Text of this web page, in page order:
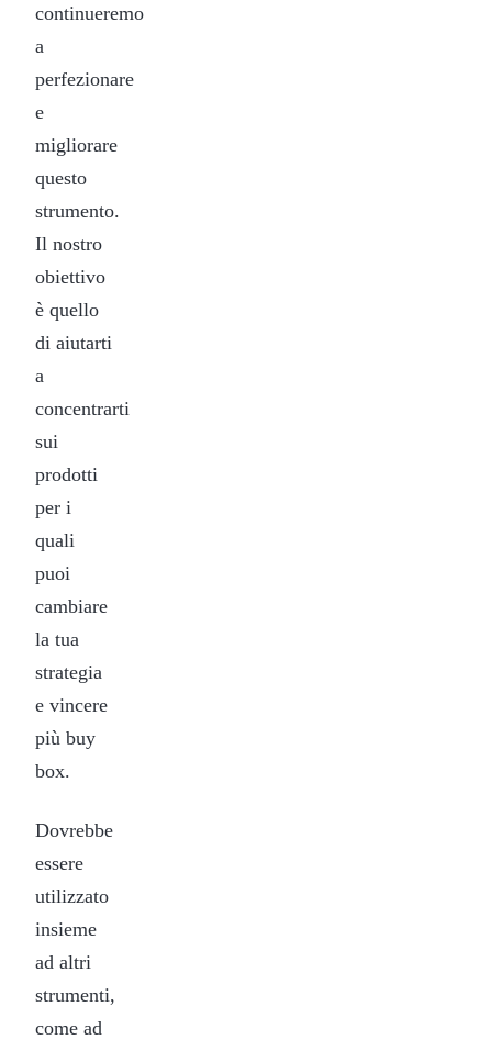
continueremo
a
perfezionare
e
migliorare
questo
strumento.
Il nostro
obiettivo
è quello
di aiutarti
a
concentrarti
sui
prodotti
per i
quali
puoi
cambiare
la tua
strategia
e vincere
più buy
box.
Dovrebbe
essere
utilizzato
insieme
ad altri
strumenti,
come ad